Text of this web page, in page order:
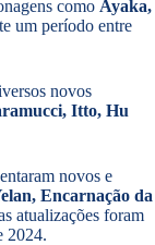
como Ayaka,
um período entre
novos
Itto, Hu
novos e
Encarnação da
atualizações foram
2024.